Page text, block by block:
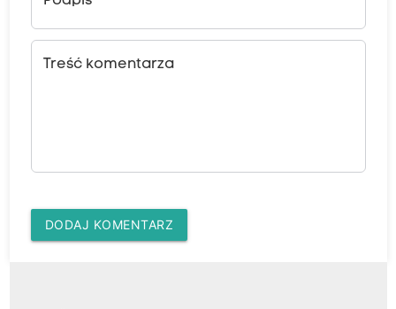
Treść komentarza
DODAJ KOMENTARZ